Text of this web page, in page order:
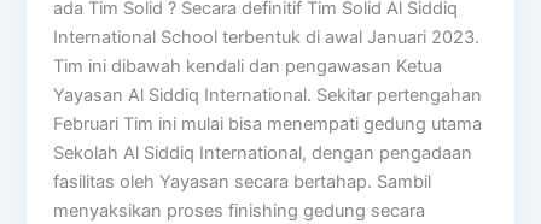
ada Tim Solid ? Secara definitif Tim Solid Al Siddiq
International School terbentuk di awal Januari 2023.
Tim ini dibawah kendali dan pengawasan Ketua
Yayasan Al Siddiq International. Sekitar pertengahan
Februari Tim ini mulai bisa menempati gedung utama
Sekolah Al Siddiq International, dengan pengadaan
fasilitas oleh Yayasan secara bertahap. Sambil
menyaksikan proses finishing gedung secara